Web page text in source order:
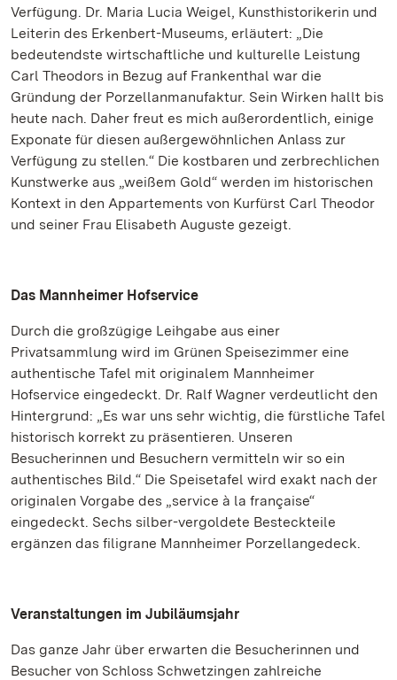
Verfügung. Dr. Maria Lucia Weigel, Kunsthistorikerin und
Leiterin des Erkenbert-Museums, erläutert: „Die
bedeutendste wirtschaftliche und kulturelle Leistung
Carl Theodors in Bezug auf Frankenthal war die
Gründung der Porzellanmanufaktur. Sein Wirken hallt bis
heute nach. Daher freut es mich außerordentlich, einige
Exponate für diesen außergewöhnlichen Anlass zur
Verfügung zu stellen.“ Die kostbaren und zerbrechlichen
Kunstwerke aus „weißem Gold“ werden im historischen
Kontext in den Appartements von Kurfürst Carl Theodor
und seiner Frau Elisabeth Auguste gezeigt.
Das Mannheimer Hofservice
Durch die großzügige Leihgabe aus einer
Privatsammlung wird im Grünen Speisezimmer eine
authentische Tafel mit originalem Mannheimer
Hofservice eingedeckt. Dr. Ralf Wagner verdeutlicht den
Hintergrund: „Es war uns sehr wichtig, die fürstliche Tafel
historisch korrekt zu präsentieren. Unseren
Besucherinnen und Besuchern vermitteln wir so ein
authentisches Bild.“ Die Speisetafel wird exakt nach der
originalen Vorgabe des „service à la française“
eingedeckt. Sechs silber-vergoldete Besteckteile
ergänzen das filigrane Mannheimer Porzellangedeck.
Veranstaltungen im Jubiläumsjahr
Das ganze Jahr über erwarten die Besucherinnen und
Besucher von Schloss Schwetzingen zahlreiche